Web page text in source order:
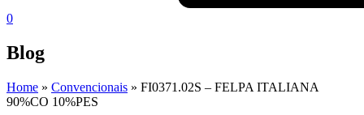
0
Blog
Home » Convencionais » FI0371.02S – FELPA ITALIANA
90%CO 10%PES